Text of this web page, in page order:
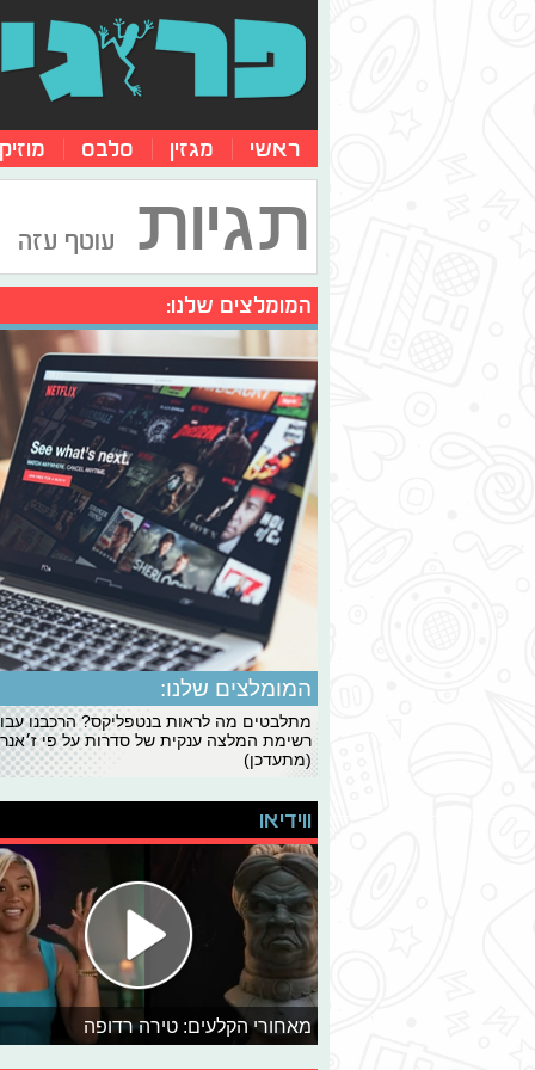
ראשי מגזין סלבס
תגיות עוטף עזה
המומלצים שלנו:
המומלצים שלנו:
מתלבטים מה לראות בנטפליקס? הרכבנו
רשימת המלצה ענקית של סדרות על פי
(מתעדכן)
ווידיאו
מאחורי הקלעים: טירה רדופה